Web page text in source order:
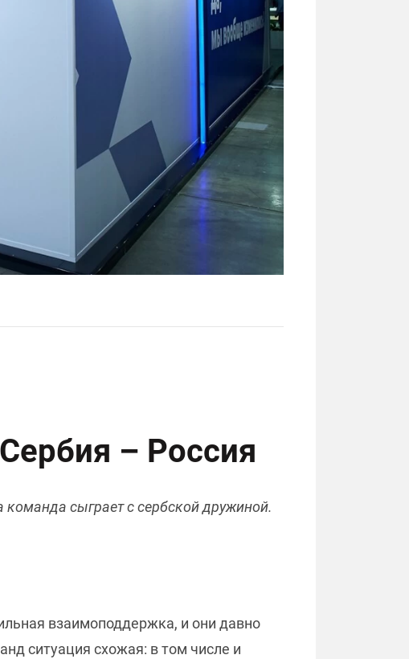
– Россия
сыграет с сербской дружиной.
взаимоподдержка, и они давно
ситуация схожая: в том числе и